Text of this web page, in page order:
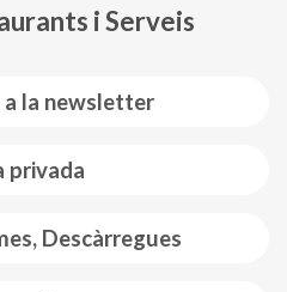
la newsletter
privada
Descàrregues
i Serveis